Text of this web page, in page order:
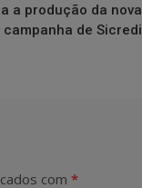
a produção da nova
campanha de Sicredi
com *